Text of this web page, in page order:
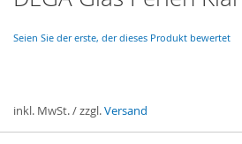
Anfang
Bildergalerie
Seien Sie der erste, der dieses Produkt bewertet
inkl. MwSt. / zzgl.Versand